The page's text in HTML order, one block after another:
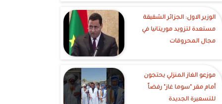
الوزير الاول: الجزائر الشقيقة
مستعدة لتزويد موريتانيا في
مجال المحروقات
موزعو الغاز المنزلي يحتجون
أمام مقر "سوما غاز" رفضاً
للتسعيرة الجديدة